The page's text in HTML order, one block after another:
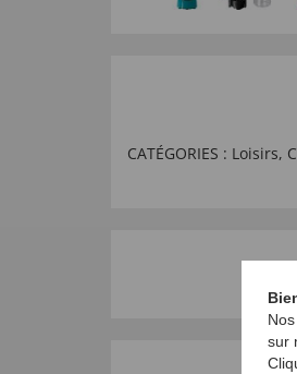
CATÉGORIES : Loisirs,
sur